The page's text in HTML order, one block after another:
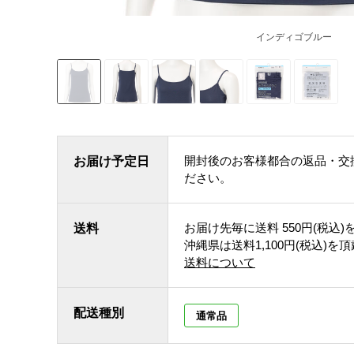
インディゴブルー
お届け予定日
開封後のお客様都合の返品・
ださい。
送料 お届け先毎に送料 550円(税込)
沖縄県は送料1,100円(税込)を
送料について
配送種別 通常品